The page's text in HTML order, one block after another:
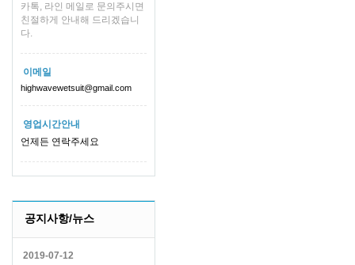
카톡, 라인 메일로 문의주시면
친절하게 안내해 드리겠습니
다.
이메일
highwavewetsuit@gmail.com
영업시간안내
언제든 연락주세요
공지사항/뉴스
2019-07-12